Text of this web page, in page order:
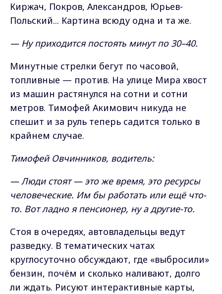
Киржач, Покров, Александров, Юрьев-
Польский... Картина всюду одна и та же.
— Ну приходится постоять минут по 30–40.
Минутные стрелки бегут по часовой,
топливные — против. На улице Мира хвост
из машин растянулся на сотни и сотни
метров. Тимофей Акимович никуда не
спешит и за руль теперь садится только в
крайнем случае.
Тимофей Овчинников, водитель:
— Люди стоят — это же время, это ресурсы
человеческие. Им бы работать или ещё что-
то. Вот ладно я пенсионер, ну а другие-то.
Стоя в очередях, автовладельцы ведут
разведку. В тематических чатах
круглосуточно обсуждают, где «выбросили»
бензин, почём и сколько наливают, долго
ли ждать. Рисуют интерактивные карты,